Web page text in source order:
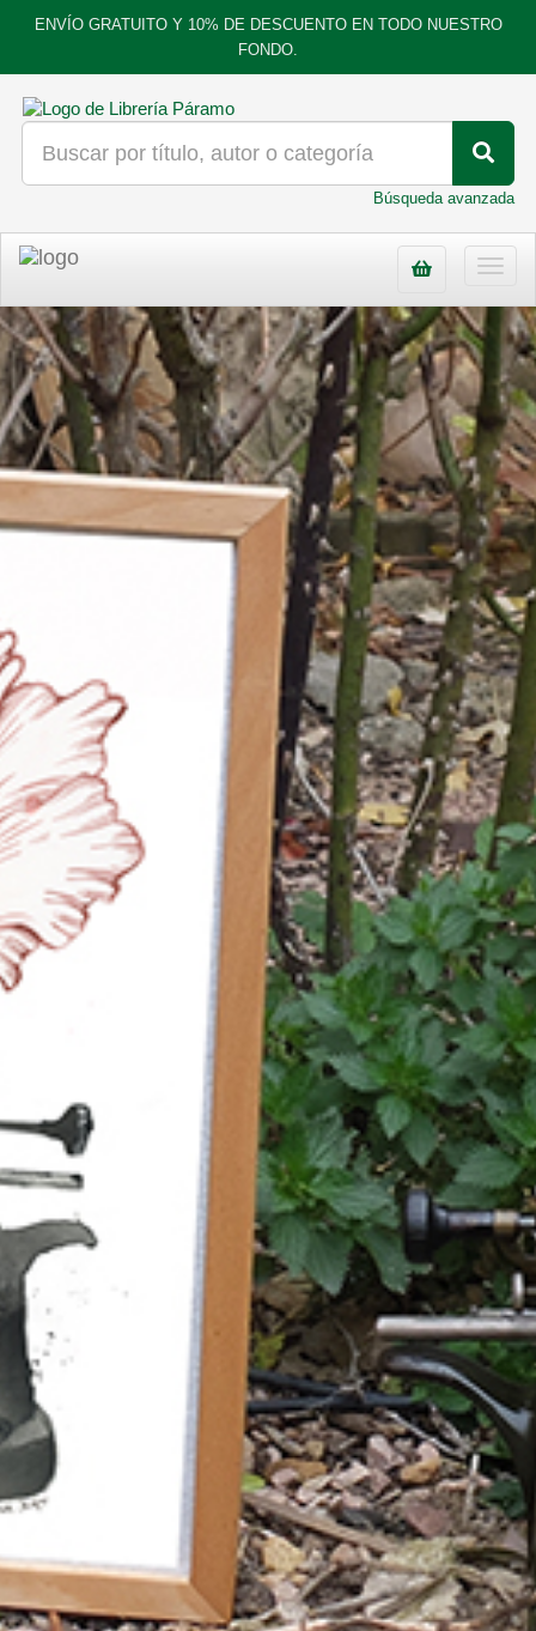
ENVÍO GRATUITO Y 10% DE DESCUENTO EN TODO NUESTRO
FONDO.
Búsqueda avanzada